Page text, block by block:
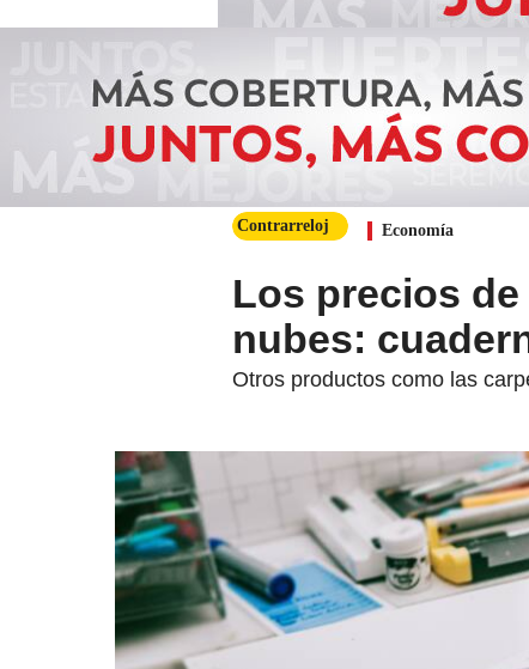
Contrarreloj Economía
Los precios
nubes:
Otros productos como las